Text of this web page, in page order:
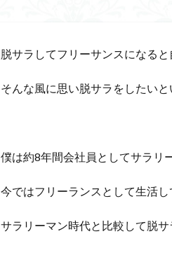
脱サラしてフリーサンスになると
そんな風に思い脱サラをしたいと
僕は約8年間会社員としてサラリ
今ではフリーランスとして生活
サラリーマン時代と比較して脱サ